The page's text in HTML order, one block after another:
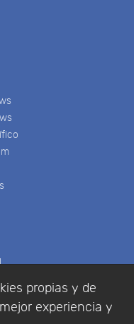
propias y de
experiencia y